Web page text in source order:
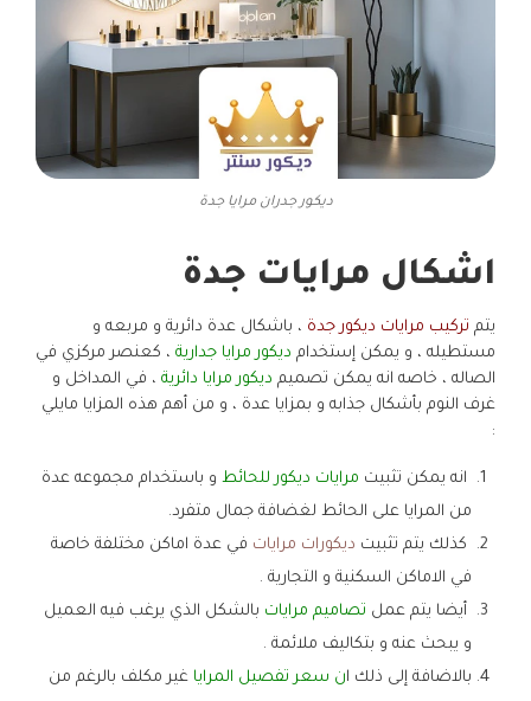
ديكور جدران مرايا جدة
اشكال مرايات جدة
يتم تركيب مرايات ديكور جدة ، باشكال عدة دائرية و مربعه و
مستطيله ، و يمكن إستخدام ديكور مرايا جدارية ، كعنصر مركزي في
الصاله ، خاصه انه يمكن تصميم ديكور مرايا دائرية ، في المداخل و
غرف النوم بأشكال جذابه و بمزايا عدة ، و من أهم هذه المزايا مايلي
:
انه يمكن تثبيت مرايات ديكور للحائط و باستخدام مجموعه عدة
من المرايا على الحائط لغضافة جمال متفرد.
كذلك يتم تثبيت ديكورات مرايات في عدة اماكن مختلفة خاصة
في الاماكن السكنية و التجارية .
أيضا يتم عمل تصاميم مرايات بالشكل الذي يرغب فيه العميل
و يبحث عنه و بتكاليف ملائمة .
بالاضافة إلى ذلك ان سعر تفصيل المرايا غير مكلف بالرغم من